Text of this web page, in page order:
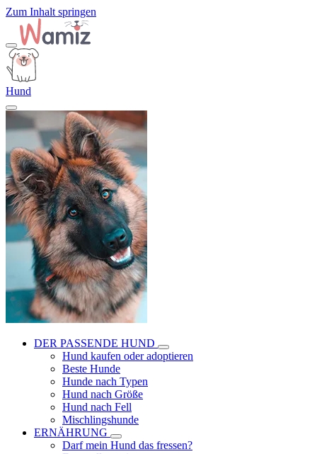
Zum Inhalt springen
Hund
DER PASSENDE HUND
Hund kaufen oder adoptieren
Beste Hunde
Hunde nach Typen
Hund nach Größe
Hund nach Fell
Mischlingshunde
ERNÄHRUNG
Darf mein Hund das fressen?